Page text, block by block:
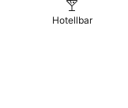
Hotellbar